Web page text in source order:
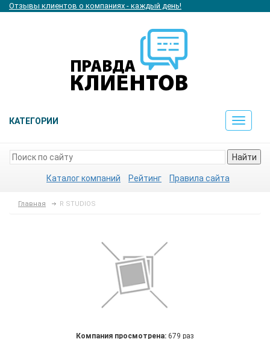
Отзывы клиентов о компаниях - каждый день!
КАТЕГОРИИ
Toggle
Найти
Каталог компаний Рейтинг Правила сайта
Главная R STUDIOS
Компания просмотрена: 679 раз